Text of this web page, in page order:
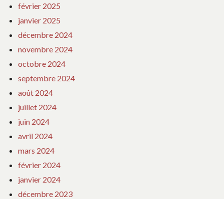
février 2025
janvier 2025
décembre 2024
novembre 2024
octobre 2024
septembre 2024
août 2024
juillet 2024
juin 2024
avril 2024
mars 2024
février 2024
janvier 2024
décembre 2023